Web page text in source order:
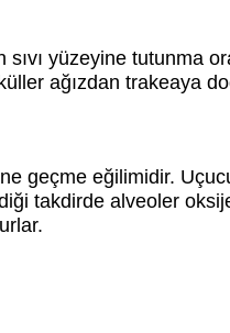
yüzeyine tutunma
ağızdan trakeaya
geçme eğilimidir.
takdirde alveoler